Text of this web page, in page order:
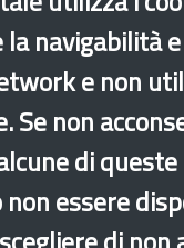
navigabilità
e non
Se non
di
essere